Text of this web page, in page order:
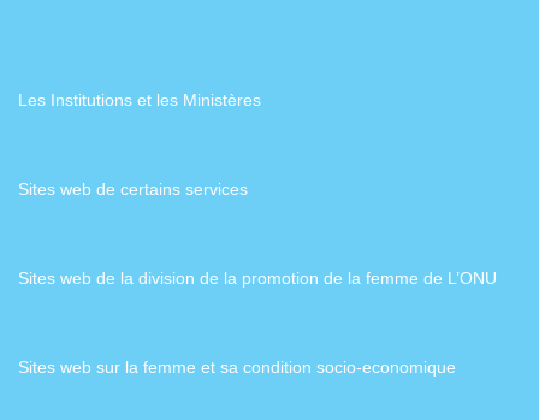
Les Institutions et les Ministères
Sites web de certains services
Sites web de la division de la promotion de la femme de L’ONU
Sites web sur la femme et sa condition socio-economique